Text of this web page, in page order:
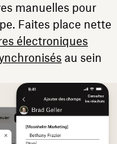
manuelles pour
Faites place nette
électroniques
au sein